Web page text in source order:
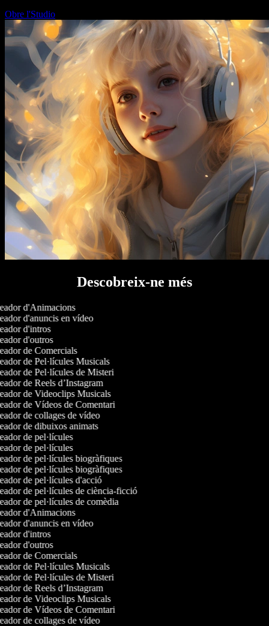
Obre l'Studio
Descobreix-ne més
d'Animacions
d'anuncis en vídeo
d'intros
d'outros
de Comercials
de Pel·lícules Musicals
de Pel·lícules de Misteri
de Reels d’Instagram
de Videoclips Musicals
de Vídeos de Comentari
de collages de vídeo
de dibuixos animats
de pel·lícules
de pel·lícules
de pel·lícules biogràfiques
de pel·lícules biogràfiques
de pel·lícules d'acció
de pel·lícules de ciència-ficció
de pel·lícules de comèdia
d'Animacions
d'anuncis en vídeo
d'intros
d'outros
de Comercials
de Pel·lícules Musicals
de Pel·lícules de Misteri
de Reels d’Instagram
de Videoclips Musicals
de Vídeos de Comentari
de collages de vídeo